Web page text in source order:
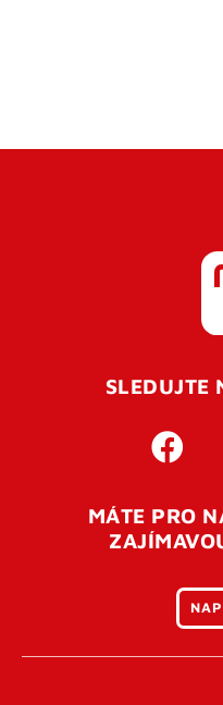
SLEDUJTE
MÁTE PRO